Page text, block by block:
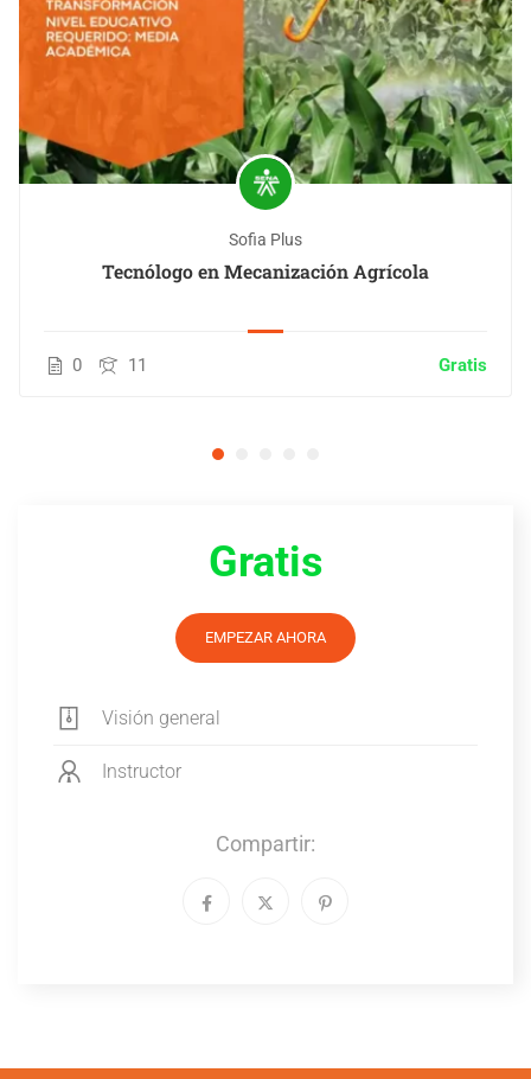
Sofia Plus
Tecnólogo en Mecanización Agrícola
0 11 Gratis
Gratis
EMPEZAR AHORA
Visión general
Instructor
Compartir: